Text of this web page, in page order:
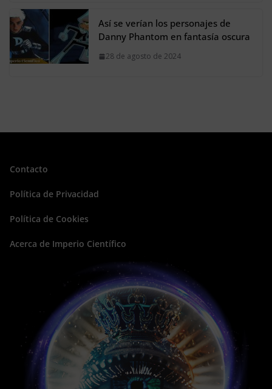
Así se verían los personajes de
Danny Phantom en fantasía oscura
28 de agosto de 2024
Contacto
Política de Privacidad
Política de Cookies
Acerca de Imperio Científico